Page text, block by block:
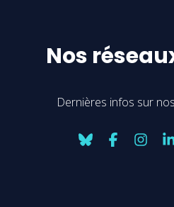
Nos
Dernières infos sur